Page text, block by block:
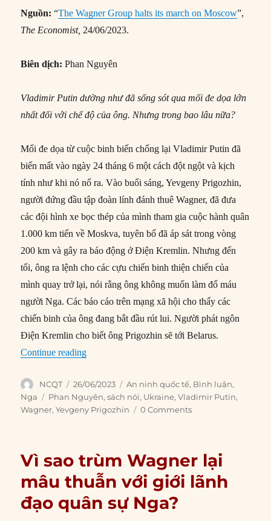
Nguồn:“The Wagner Group halts its march on Moscow”,
The Economist, 24/06/2023.
Biên dịch:Phan Nguyên
Vladimir Putin dường như đã sống sót qua mối đe dọa lớn
nhất đối với chế độ của ông. Nhưng trong bao lâu nữa?
Mối đe dọa từ cuộc binh biến chống lại Vladimir Putin đã
biến mất vào ngày 24 tháng 6 một cách đột ngột và kịch
tính như khi nó nổ ra. Vào buổi sáng, Yevgeny Prigozhin,
người đứng đầu tập đoàn lính đánh thuê Wagner, đã đưa
các đội hình xe bọc thép của mình tham gia cuộc hành quân
1.000 km tiến về Moskva, tuyên bố đã áp sát trong vòng
200 km và gây ra báo động ở Điện Kremlin. Nhưng đến
tối, ông ra lệnh cho các cựu chiến binh thiện chiến của
mình quay trở lại, nói rằng ông không muốn làm đổ máu
người Nga. Các báo cáo trên mạng xã hội cho thấy các
chiến binh của ông đang bắt đầu rút lui. Người phát ngôn
Điện Kremlin cho biết ông Prigozhin sẽ tới Belarus.
Continue reading“Nhìn lại toàn cảnh cuộc binh biến của Tập
Author
NCQT
Posted
on
26/06/2023 Categories
An ninh quốc tế, Bình luận,
Nga
Tags
Phan Nguyên,sách nói, Ukraine,Vladimir Putin,
Wagner,Yevgeny Prigozhin 0 Comments
Vì sao trùm Wagner lại
mâu thuẫn với giới lãnh
đạo quân sự Nga?